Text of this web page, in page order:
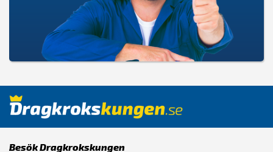
Besök Dragkrokskungen